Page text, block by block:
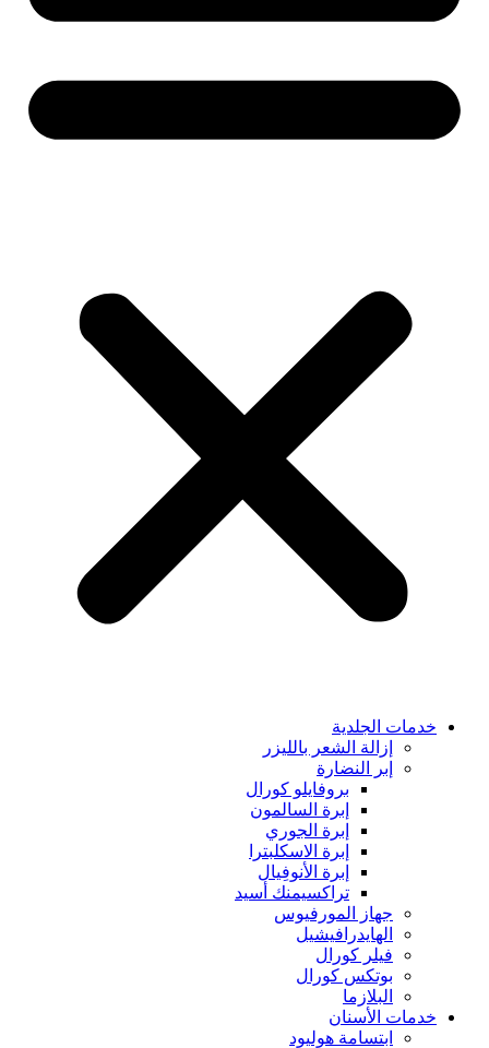
خدمات الجلدية
إزالة الشعر بالليزر
إبر النضارة
بروفايلو كورال
إبرة السالمون
إبرة الجوري
إبرة الاسكلبترا
إبرة الأنوفِيال
تراكسيمنك أسيد
جهاز المورفيوس
الهايدرافيشيل
فيلر كورال
بوتكس كورال
البلازما
خدمات الأسنان
ابتسامة هوليود